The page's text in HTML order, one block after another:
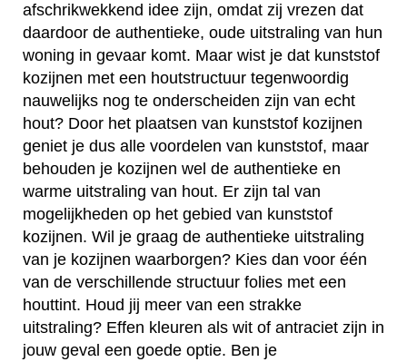
afschrikwekkend idee zijn, omdat zij vrezen dat
daardoor de authentieke, oude uitstraling van hun
woning in gevaar komt. Maar wist je dat kunststof
kozijnen met een houtstructuur tegenwoordig
nauwelijks nog te onderscheiden zijn van echt
hout? Door het plaatsen van kunststof kozijnen
geniet je dus alle voordelen van kunststof, maar
behouden je kozijnen wel de authentieke en
warme uitstraling van hout. Er zijn tal van
mogelijkheden op het gebied van kunststof
kozijnen. Wil je graag de authentieke uitstraling
van je kozijnen waarborgen? Kies dan voor één
van de verschillende structuur folies met een
houttint. Houd jij meer van een strakke
uitstraling? Effen kleuren als wit of antraciet zijn in
jouw geval een goede optie. Ben je